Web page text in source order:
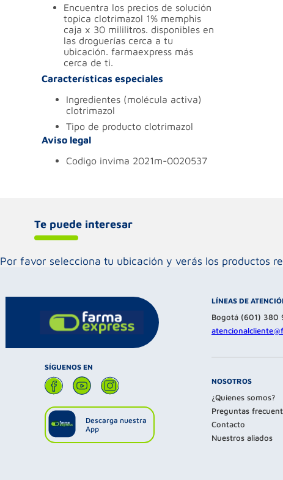
encuentra los precios de solución
topica clotrimazol 1% memphis
caja x 30 mililitros. disponibles en
las droguerías cerca a tu
ubicación. farmaexpress más
cerca de ti.
Características especiales
ingredientes (molécula activa)
clotrimazol
tipo de producto clotrimazol
Aviso legal
codigo invima 2021m-0020537
Te puede interesar
Por favor selecciona tu ubicación y verás los productos
SÍGUENOS EN
Descarga nuestra
App
LÍNEAS DE
Bogotá (601) 380
NOSOTROS
¿Quienes somos?
Preguntas
Contacto
Nuestros aliados